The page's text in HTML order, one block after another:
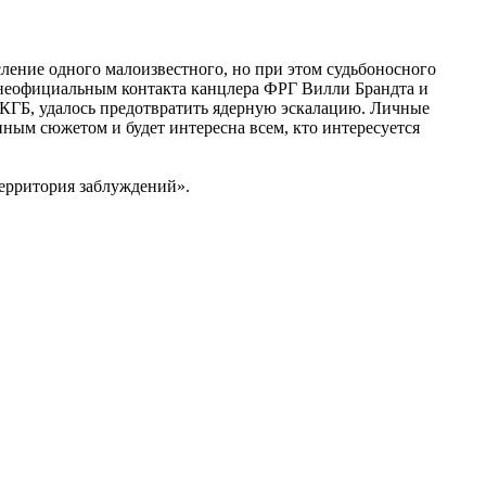
одного малоизвестного, но при этом судьбоносного
контакта канцлера ФРГ Вилли Брандта и
удалось предотвратить ядерную эскалацию. Личные
сюжетом и будет интересна всем, кто интересуется
заблуждений».